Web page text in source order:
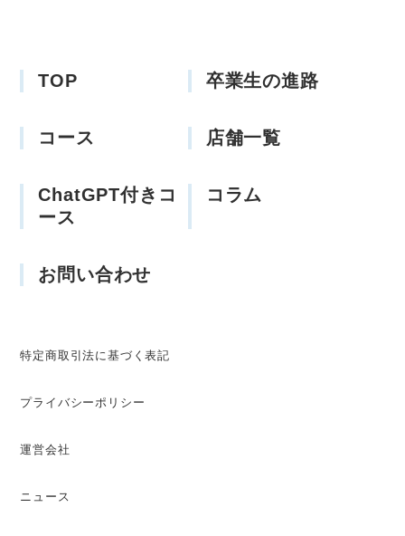
TOP 卒業生の進路
コース 店舗一覧
ChatGPT付きコ
ース
コラム
お問い合わせ
特定商取引法に基づく表記
プライバシーポリシー
運営会社
ニュース